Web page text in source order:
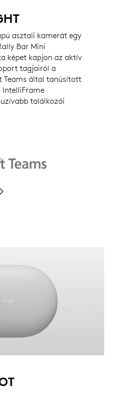
asztali kamerát egy
Bar Mini
képet kapjon az aktív
tagjairól a
Teams által tanúsított
IntelliFrame
találkozói